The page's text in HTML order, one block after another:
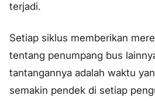
terjadi.
Setiap siklus memberikan
tentang penumpang bus
tantangannya adalah waktu
semakin pendek di setiap